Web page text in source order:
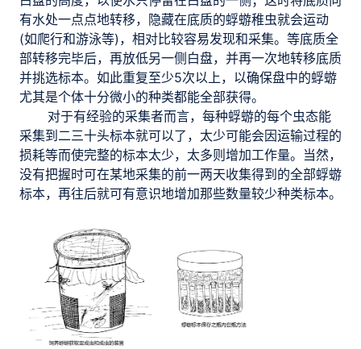
有水处一点点地转移，隐藏在底质的蜉蝣稚虫就会运动
(如爬行和游泳等)，相对比较容易发现和采集。等底质全
部转移完毕后，再放低另一侧白盘，并再一次地转移底质
并挑选标本。如此重复至少5次以上，以确保盘中的蜉蝣
尤其是个体十分微小的种类都能全部获得。
对于有经验的采集者而言，每种蜉蝣的每个虫态能
采集到二三十头标本就可以了，太少可能会因运输过程的
损耗等而使完整的标本太少，太多则增加工作量。当然，
没有把握时可在某地采集的前一两天收集得到的全部蜉蝣
标本，再往后就可有意识地增加那些数量较少种类标本。